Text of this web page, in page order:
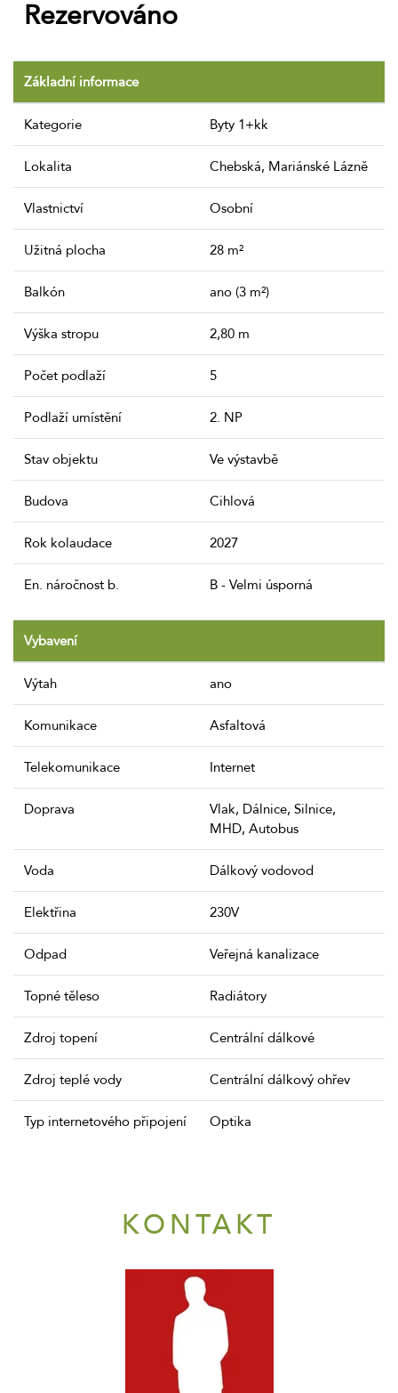
Rezervováno
Základní informace
Kategorie Byty 1+kk
Lokalita Chebská, Mariánské Lázně
Vlastnictví Osobní
Užitná plocha 28 m²
Balkón ano (3 m²)
Výška stropu 2,80 m
Počet podlaží 5
Podlaží umístění 2. NP
Stav objektu Ve výstavbě
Budova Cihlová
Rok kolaudace 2027
En. náročnost b. B - Velmi úsporná
Vybavení
Výtah ano
Komunikace Asfaltová
Telekomunikace Internet
Doprava
Vlak, Dálnice, Silnice,
MHD, Autobus
Voda Dálkový vodovod
Elektřina 230V
Odpad Veřejná kanalizace
Topné těleso Radiátory
Zdroj topení Centrální dálkové
Zdroj teplé vody Centrální dálkový ohřev
Typ internetového připojení Optika
KONTAKT